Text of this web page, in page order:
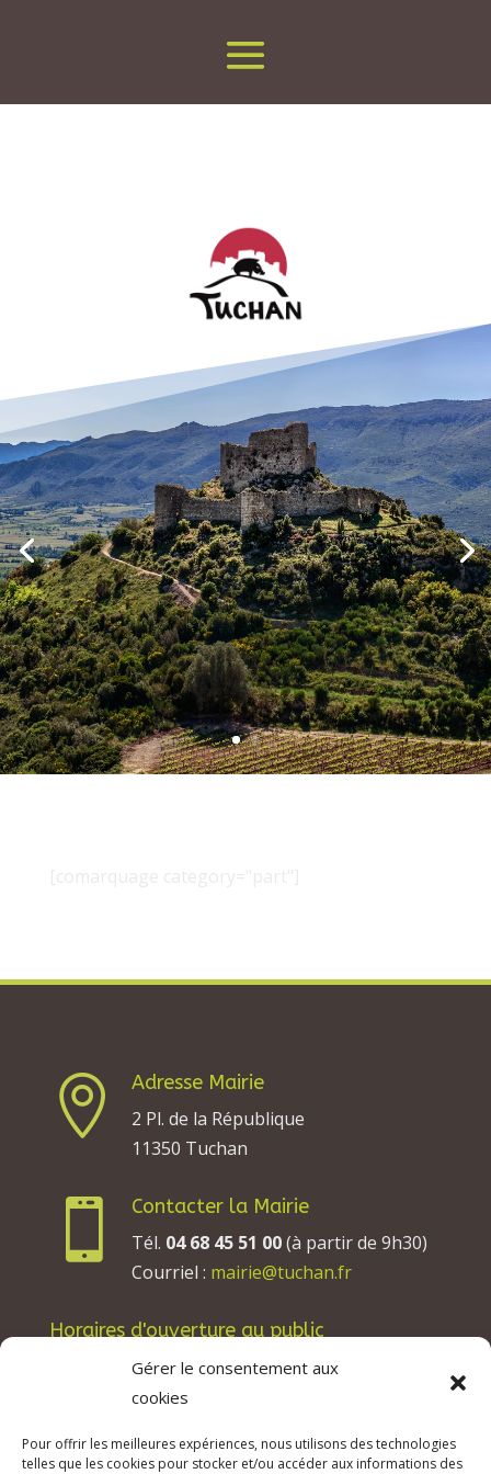
Gérer le consentement aux
cookies
Pour offrir les meilleures expériences, nous utilisons des technologies
telles que les cookies pour stocker et/ou accéder aux informations des

Adresse Mairie
2 Pl. de la République
11350 Tuchan

Contacter la Mairie
Tél. 04 68 45 51 00(à partir de 9h30)
Courriel : mairie@tuchan.fr
Horaires d'ouverture au public
Les lundis, mardis et jeudis : de 8h à 12h et de
13h30 à 17h30.
Les vendredis : de 8h à 12h.